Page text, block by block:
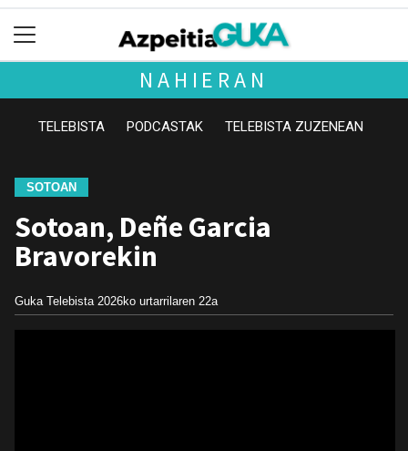
NAHIERAN
TELEBISTA PODCASTAK TELEBISTA ZUZENEAN
SOTOAN
Sotoan, Deñe Garcia
Bravorekin
Guka Telebista 2026ko urtarrilaren 22a